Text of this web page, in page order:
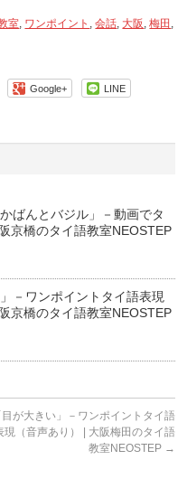
室, ワンポイント ,会話, 大阪 ,梅田 ,
Google+ LINE
ばんとバジル」－動画でタ
京橋のタイ語教室NEOSTEP
－ワンポイントタイ語表現
京橋のタイ語教室NEOSTEP
目が大きい」－ワンポイントタイ語
現（音声あり） | 大阪梅田のタイ語
教室NEOSTEP →